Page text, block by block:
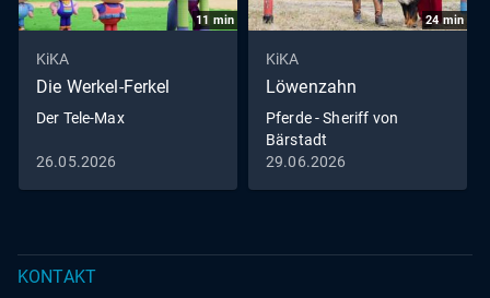
11 min
KiKA
Die Werkel-Ferkel
Der Tele-Max
26.05.2026
24 min
KiKA
Löwenzahn
Pferde - Sheriff von
Bärstadt
29.06.2026
KONTAKT